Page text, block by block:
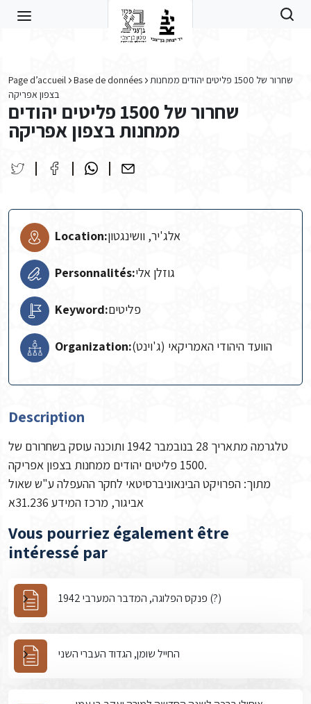
Page d’accueil Base de données
שחרור של 1500 פליטים יהודים ממחנות
בצפון אפריקה
שחרור של 1500 פליטים יהודים
ממחנות בצפון אפריקה
Location:אלג'יר, וושינגטון
Personnalités:גוזלן אלי
Keyword:פליטים
Organization:הוועד היהודי האמריקאי (ג'וינט)
Description
טלגרמה מתאריך 28 בנובמבר 1942 ותוכנה עוסק בשחרורם של
1500 פליטים יהודים ממחנות בצפון אפריקה.
מתוך: הפרויקט הבינאוניברסיטאי לחקר ההעפלה ע"ש שאול
אביגור, מרכז המידע 31.236א
Vous pourriez également être
intéressé par
פנקס הפלוגה, המדבר המערבי 1942 (?)
החייל שומן, הגדוד העברי השני